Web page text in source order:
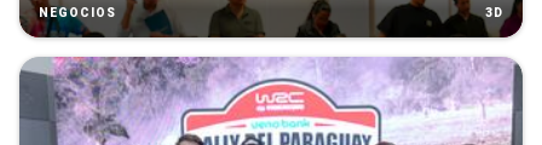
NEGOCIOS 3D